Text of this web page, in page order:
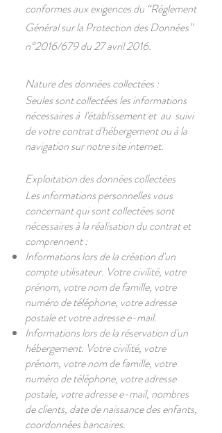
conformes aux exigences du “Règlement
Général sur la Protection des Données”
n°2016/679 du 27 avril 2016.
Nature des données collectées :
Seules sont collectées les informations
nécessaires à l'établissement et au suivi
de votre contrat d'hébergement ou à la
navigation sur notre site internet.
Exploitation des données collectées
Les informations personnelles vous
concernant qui sont collectées sont
nécessaires à la réalisation du contrat et
comprennent :
Informations lors de la création d'un
compte utilisateur. Votre civilité, votre
prénom, votre nom de famille, votre
numéro de téléphone, votre adresse
postale et votre adresse e-mail.
Informations lors de la réservation d'un
hébergement. Votre civilité, votre
prénom, votre nom de famille, votre
numéro de téléphone, votre adresse
postale, votre adresse e-mail, nombres
de clients, date de naissance des enfants,
coordonnées bancaires.